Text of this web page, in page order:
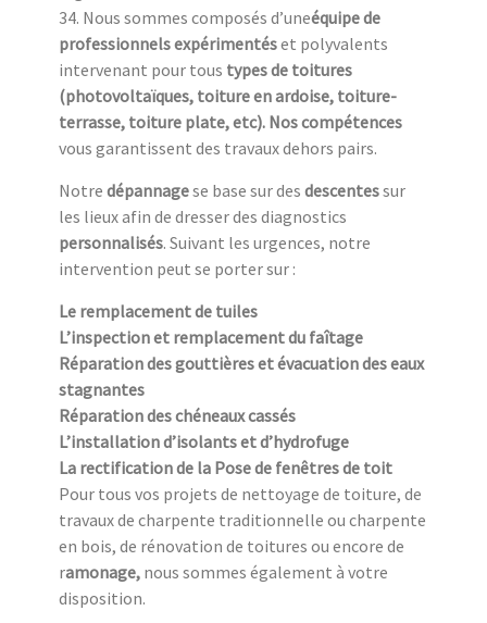
34. Nous sommes composés d’uneéquipe de
professionnels expérimentéset polyvalents
intervenant pour tous types de toitures
(photovoltaïques, toiture en ardoise, toiture-
terrasse, toiture plate, etc). Nos compétences
vous garantissent des travaux dehors pairs.
Notre dépannagese base sur des descentessur
les lieux afin de dresser des diagnostics
personnalisés. Suivant les urgences, notre
intervention peut se porter sur :
Le remplacement de tuiles
L’inspection et remplacement du faîtage
Réparation des gouttières et évacuation des eaux
stagnantes
Réparation des chéneaux cassés
L’installation d’isolants et d’hydrofuge
La rectification de la Pose de fenêtres de toit
Pour tous vos projets de nettoyage de toiture, de
travaux de charpente traditionnelle ou charpente
en bois, de rénovation de toitures ou encore de
ramonage, nous sommes également à votre
disposition.